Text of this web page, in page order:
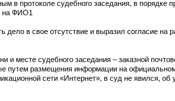
в протоколе судебного заседания, в порядке
на ФИО1
дело в свое отсутствие и выразил согласие на
месте судебного заседания – заказной
путем размещения информации на
сети «Интернет», в суд не явился, об